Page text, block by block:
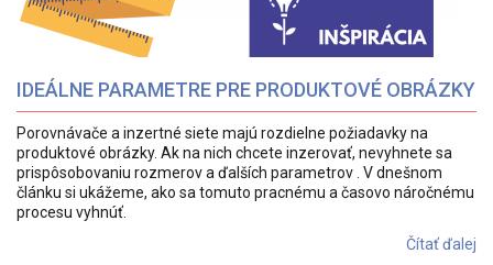
IDEÁLNE PARAMETRE PRE PRODUKTOVÉ OBRÁZKY
Porovnávače a inzertné siete majú rozdielne požiadavky na
produktové obrázky. Ak na nich chcete inzerovať, nevyhnete sa
prispôsobovaniu rozmerov a ďalších parametrov . V dnešnom
článku si ukážeme, ako sa tomuto pracnému a časovo náročnému
procesu vyhnúť.
Čítať ďalej